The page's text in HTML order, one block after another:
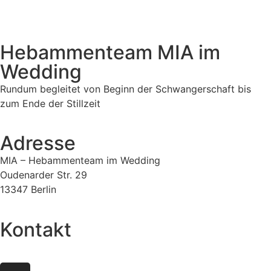
Hebammenteam MIA im
Wedding
Rundum begleitet von Beginn der Schwangerschaft bis
zum Ende der Stillzeit
Adresse
MIA – Hebammenteam im Wedding
Oudenarder Str. 29
13347 Berlin
Kontakt